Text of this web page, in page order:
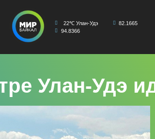
22℃ Улан-Удэ
82.1665
94.8366
Улан-Удэ